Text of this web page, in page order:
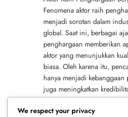
Fenomena aktor raih
menjadi sorotan dalam
global. Saat ini, berbagai
penghargaan memberikan
aktor yang menunjukkan
biasa. Oleh karena itu,
hanya menjadi kebanggaan
juga meningkatkan
hiburan. Selain itu, sosok
DiCaprio menjadi contoh…
We respect your privacy